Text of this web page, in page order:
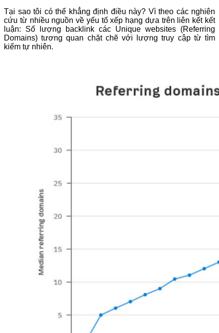
Tại sao tôi có thể khẳng định điều này? Vì theo các nghiên
cứu từ nhiều nguồn về yếu tố xếp hạng dựa trên liên kết kết
luận: Số lượng backlink các Unique websites (Referring
Domains) tương quan chặt chẽ với lượng truy cập từ tìm
kiếm tự nhiên.